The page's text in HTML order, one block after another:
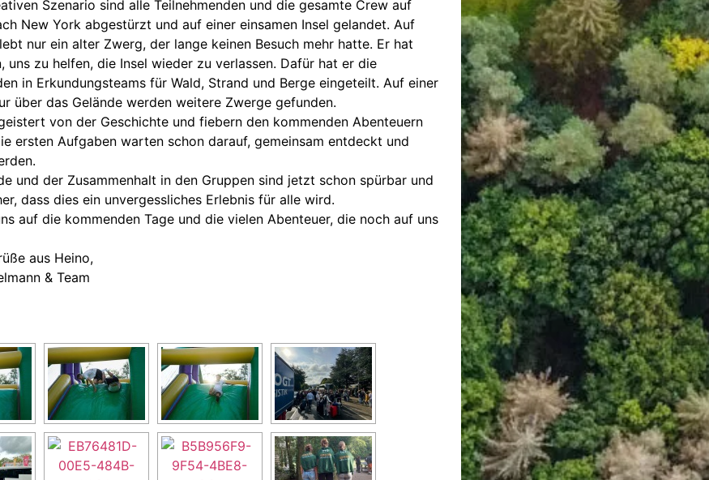
Szenario sind alle Teilnehmenden und die gesamte Crew auf
New York abgestürzt und auf einer einsamen Insel gelandet. Auf
nur ein alter Zwerg, der lange keinen Besuch mehr hatte. Er hat
uns zu helfen, die Insel wieder zu verlassen. Dafür hat er die
in Erkundungsteams für Wald, Strand und Berge eingeteilt. Auf einer
über das Gelände werden weitere Zwerge gefunden.
von der Geschichte und fiebern den kommenden Abenteuern
ersten Aufgaben warten schon darauf, gemeinsam entdeckt und
und der Zusammenhalt in den Gruppen sind jetzt schon spürbar und
dass dies ein unvergessliches Erlebnis für alle wird.
auf die kommenden Tage und die vielen Abenteuer, die noch auf uns
aus Heino,
& Team